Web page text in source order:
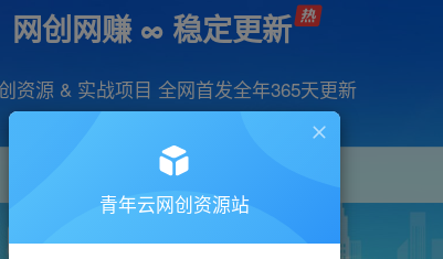
网创网赚 ∞ 稳定更新
资源 & 实战项目 全网首发全年365天更新
项目 引流 抖音 短视频 剪辑 会员
青年云网创资源站